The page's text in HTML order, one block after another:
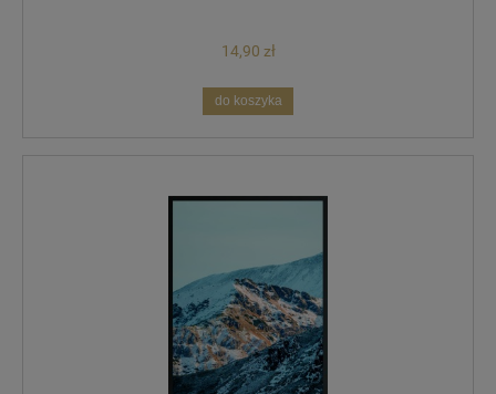
14,90 zł
do koszyka